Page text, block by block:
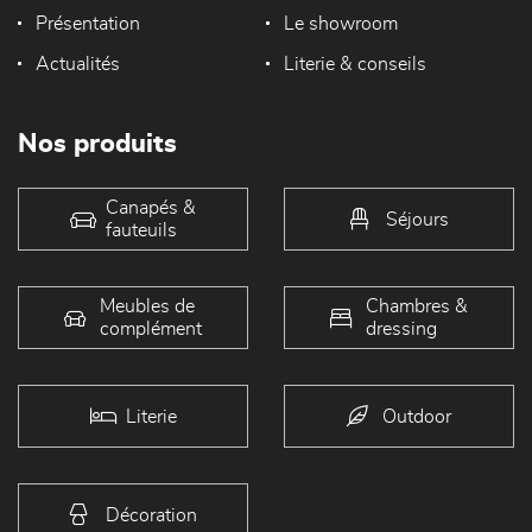
Présentation Le showroom
Actualités Literie & conseils
Nos produits
Canapés &
fauteuils
Séjours
Meubles de
complément
Chambres &
dressing
Literie Outdoor
Décoration